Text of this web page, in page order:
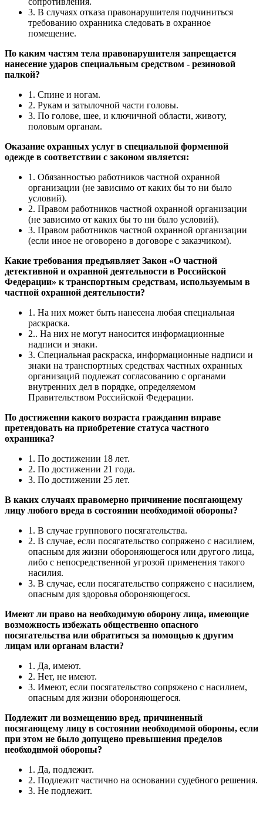
3. В случаях отказа правонарушителя подчиниться
требованию охранника следовать в охранное
помещение.
По каким частям тела правонарушителя запрещается
нанесение ударов специальным средством - резиновой
палкой?
1. Спине и ногам.
2. Рукам и затылочной части головы.
3. По голове, шее, и ключичной области, животу,
половым органам.
Оказание охранных услуг в специальной форменной
одежде в соответствии с законом является:
1. Обязанностью работников частной охранной
организации (не зависимо от каких бы то ни было
условий).
2. Правом работников частной охранной организации
(не зависимо от каких бы то ни было условий).
3. Правом работников частной охранной организации
(если иное не оговорено в договоре с заказчиком).
Какие требования предъявляет Закон «О частной
детективной и охранной деятельности в Российской
Федерации» к транспортным средствам, используемым в
частной охранной деятельности?
1. На них может быть нанесена любая специальная
раскраска.
2.. На них не могут наносится информационные
надписи и знаки.
3. Специальная раскраска, информационные надписи и
знаки на транспортных средствах частных охранных
организаций подлежат согласованию с органами
внутренних дел в порядке, определяемом
Правительством Российской Федерации.
По достижении какого возраста гражданин вправе
претендовать на приобретение статуса частного
охранника?
1. По достижении 18 лет.
2. По достижении 21 года.
3. По достижении 25 лет.
В каких случаях правомерно причинение посягающему
лицу любого вреда в состоянии необходимой обороны?
1. В случае группового посягательства.
2. В случае, если посягательство сопряжено с насилием,
опасным для жизни обороняющегося или другого лица,
либо с непосредственной угрозой применения такого
насилия.
3. В случае, если посягательство сопряжено с насилием,
опасным для здоровья обороняющегося.
Имеют ли право на необходимую оборону лица, имеющие
возможность избежать общественно опасного
посягательства или обратиться за помощью к другим
лицам или органам власти?
1. Да, имеют.
2. Нет, не имеют.
3. Имеют, если посягательство сопряжено с насилием,
опасным для жизни обороняющегося.
Подлежит ли возмещению вред, причиненный
посягающему лицу в состоянии необходимой обороны, если
при этом не было допущено превышения пределов
необходимой обороны?
1. Да, подлежит.
2. Подлежит частично на основании судебного решения.
3. Не подлежит.